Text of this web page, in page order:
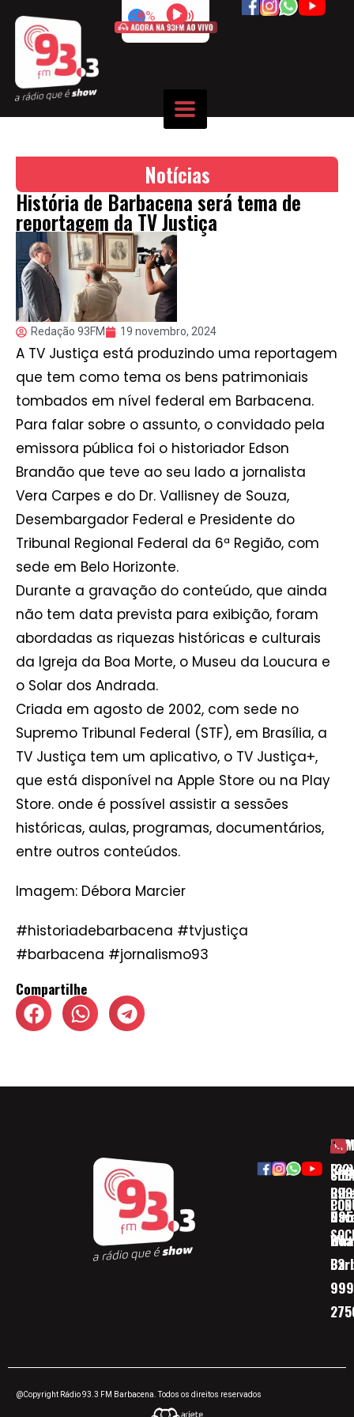
50%
Notícias
História de Barbacena será tema de
reportagem da TV Justiça
Redação 93FM 19 novembro, 2024
A TV Justiça está produzindo uma reportagem
que tem como tema os bens patrimoniais
tombados em nível federal em Barbacena.
Para falar sobre o assunto, o convidado pela
emissora pública foi o historiador Edson
Brandão que teve ao seu lado a jornalista
Vera Carpes e do Dr. Vallisney de Souza,
Desembargador Federal e Presidente do
Tribunal Regional Federal da 6ª Região, com
sede em Belo Horizonte.
Durante a gravação do conteúdo, que ainda
não tem data prevista para exibição, foram
abordadas as riquezas históricas e culturais
da Igreja da Boa Morte, o Museu da Loucura e
o Solar dos Andrada.
Criada em agosto de 2002, com sede no
Supremo Tribunal Federal (STF), em Brasília, a
TV Justiça tem um aplicativo, o TV Justiça+,
que está disponível na Apple Store ou na Play
Store. onde é possível assistir a sessões
históricas, aulas, programas, documentários,
entre outros conteúdos.
Imagem: Débora Marcier
#historiadebarbacena #tvjustiça
#barbacena #jornalismo93
Compartilhe
(32)
32
@Copyright Rádio 93.3 FM Barbacena. Todos os direitos reservados